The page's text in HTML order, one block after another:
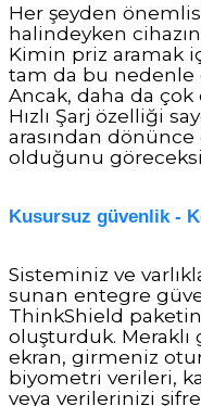
Her şeyden
halindeyken
Kimin priz aramak
tam da bu nedenle
Ancak, daha da
Hızlı Şarj özelliği
arasından dönünce
olduğunu
Kusursuz güvenlik -
Sisteminiz ve
sunan entegre
ThinkShield
oluşturduk. Meraklı
ekran, girmeniz
biyometri verileri,
veya verilerinizi